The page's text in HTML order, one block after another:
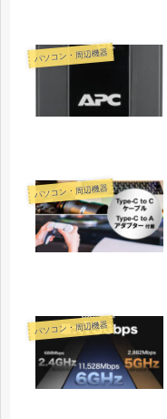
パソコン・周辺機器
パソコン・周辺機器
パソコン・周辺機器